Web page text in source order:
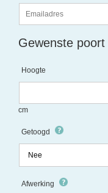
Gewenste poort
Hoogte
cm
Getoogd
Afwerking